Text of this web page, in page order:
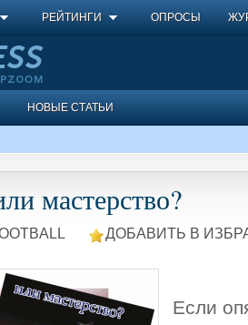
РЕЙТИНГИ ОПРОСЫ
НОВЫЕ СТАТЬИ
мастерство?
ДОБАВИТЬ В
Если